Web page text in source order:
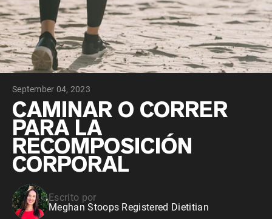
September 04, 2023
CAMINAR O CORRER
PARA LA
RECOMPOSICIÓN
CORPORAL
Escrito por
Meghan Stoops Registered Dietitian